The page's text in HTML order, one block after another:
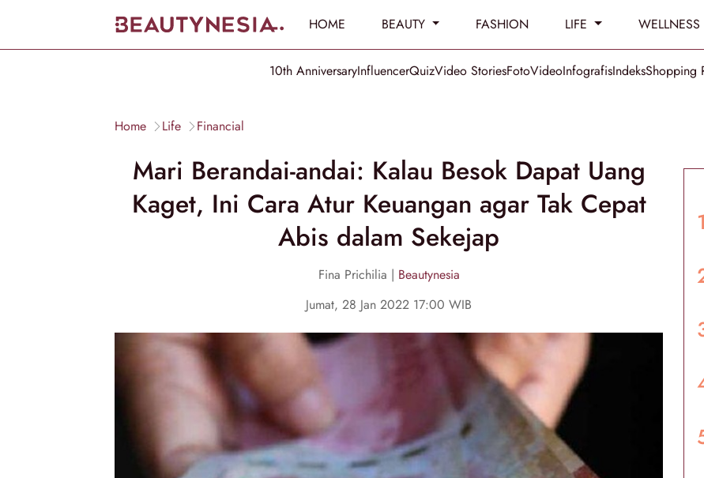
HOME BEAUTY FASHION LIFE WELLNESS
10th AnniversaryInfluencerQuizVideo StoriesFotoVideoInfografisIndeksShopping
Home Life Financial
Mari Berandai-andai: Kalau Besok Dapat Uang
Kaget, Ini Cara Atur Keuangan agar Tak Cepat
Abis dalam Sekejap
Fina Prichilia | Beautynesia
Jumat, 28 Jan 2022 17:00 WIB